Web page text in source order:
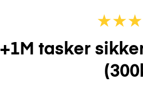
★★★
+1M tasker